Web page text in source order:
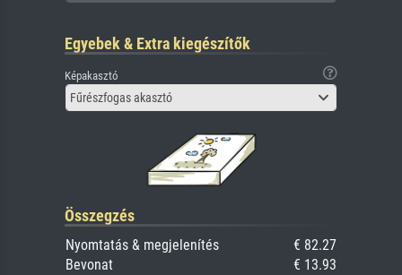
Egyebek & Extra kiegészítők
Képakasztó
Fűrészfogas akasztó
Összegzés
Nyomtatás & megjelenítés
€ 82.27
Bevonat
€ 13.93